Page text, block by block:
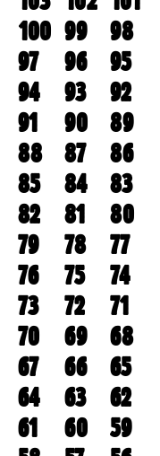
100 99
98
97
96
95
94
93
92
91
90
89
88
87
86
85
84
83
82
81
80
79
78
77
76
75
74
73
72
71
70
69
68
67
66
65
64
63
62
61
60
59